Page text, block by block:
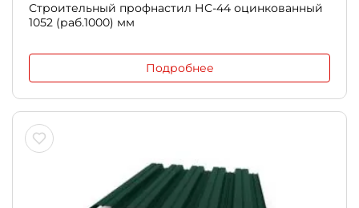
Строительный профнастил НС-44 оцинкованный
1052 (раб.1000) мм
Подробнее